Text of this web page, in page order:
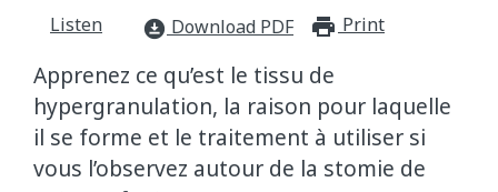
Listen
download_for_offline Download PDF Print
Apprenez ce qu’est le tissu de
hypergranulation, la raison pour laquelle
il se forme et le traitement à utiliser si
vous l’observez autour de la stomie de